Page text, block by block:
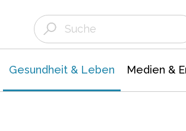
Gesundheit & Leben Medien &